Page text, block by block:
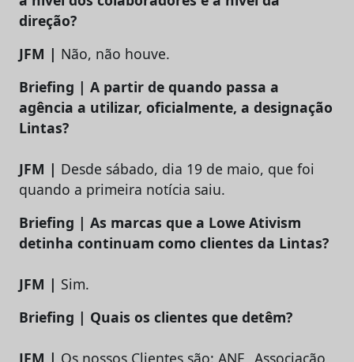
direção?
JFM | Não, não houve.
Briefing | A partir de quando passa a
agência a utilizar, oficialmente, a designação
Lintas?
JFM | Desde sábado, dia 19 de maio, que foi
quando a primeira notícia saiu.
Briefing | As marcas que a Lowe Ativism
detinha continuam como clientes da Lintas?
JFM | Sim.
Briefing | Quais os clientes que detêm?
JFM | Os nossos Clientes são: ANF_ Associação